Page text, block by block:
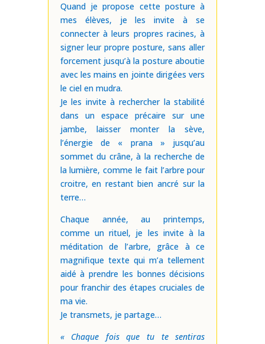
Quand je propose cette posture à
mes élèves, je les invite à se
connecter à leurs propres racines, à
signer leur propre posture, sans aller
forcement jusqu’à la posture aboutie
avec les mains en jointe dirigées vers
le ciel en mudra.
Je les invite à rechercher la stabilité
dans un espace précaire sur une
jambe, laisser monter la sève,
l’énergie de « prana » jusqu’au
sommet du crâne, à la recherche de
la lumière, comme le fait l’arbre pour
croitre, en restant bien ancré sur la
terre…
Chaque année, au printemps,
comme un rituel, je les invite à la
méditation de l’arbre, grâce à ce
magnifique texte qui m’a tellement
aidé à prendre les bonnes décisions
pour franchir des étapes cruciales de
ma vie.
Je transmets, je partage…
« Chaque fois que tu te sentiras